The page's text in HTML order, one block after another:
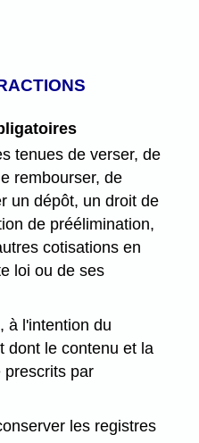
tenues de verser, de
rembourser, de
un dépôt, un droit de
de préélimination,
cotisations en
loi ou de ses
à l'intention du
dont le contenu et la
prescrits par
les registres